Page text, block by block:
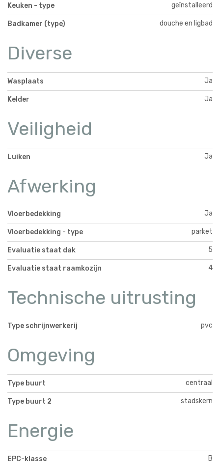
Keuken - type geïnstalleerd
Badkamer (type) douche en ligbad
Diverse
Wasplaats Ja
Kelder Ja
Veiligheid
Luiken Ja
Afwerking
Vloerbedekking Ja
Vloerbedekking - type parket
Evaluatie staat dak 5
Evaluatie staat raamkozijn 4
Technische uitrusting
Type schrijnwerkerij pvc
Omgeving
Type buurt centraal
Type buurt 2 stadskern
Energie
EPC-klasse B